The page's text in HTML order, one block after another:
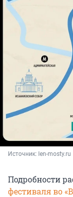
Источник: len-mosty.ru
Подробности
фестиваля во